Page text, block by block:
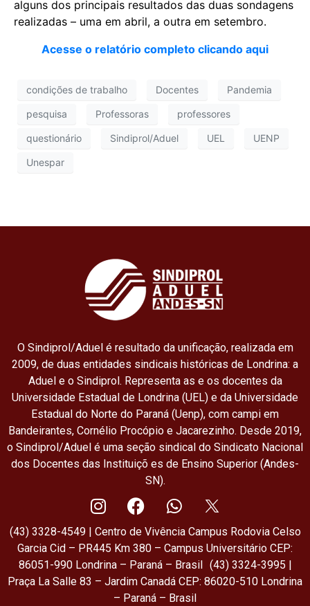
alguns dos principais resultados das duas sondagens
realizadas – uma em abril, a outra em setembro.
Acesse o relatório completo clicando aqui
condições de trabalho Docentes Pandemia
pesquisa Professoras professores
questionário Sindiprol/Aduel UEL UENP
Unespar
O Sindiprol/Aduel é resultado da unificação, realizada em
2009, de duas entidades sindicais históricas de Londrina: a
Aduel e o Sindiprol. Representa as e os docentes da
Universidade Estadual de Londrina (UEL) e da Universidade
Estadual do Norte do Paraná (Uenp), com campi em
Bandeirantes, Cornélio Procópio e Jacarezinho. Desde 2019,
o Sindiprol/Aduel é uma seção sindical do Sindicato Nacional
dos Docentes das Instituiçõ es de Ensino Superior (Andes-
SN).
(43) 3328-4549 | Centro de Vivência Campus Rodovia Celso
Garcia Cid – PR445 Km 380 – Campus Universitário CEP:
86051-990 Londrina – Paraná – Brasil (43) 3324-3995 |
Praça La Salle 83 – Jardim Canadá CEP: 86020-510 Londrina
– Paraná – Brasil